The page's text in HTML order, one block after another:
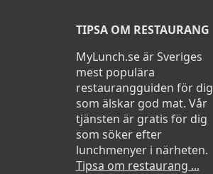
TIPSA OM RESTAURANG
MyLunch.se är Sveriges
mest populära
restaurangguiden för dig
som älskar god mat. Vår
tjänsten är gratis för dig
som söker efter
lunchmenyer i närheten.
Tipsa om restaurang ...